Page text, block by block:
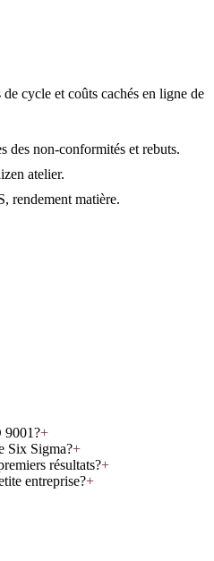
cycle et coûts cachés en ligne de
des non-conformités et rebuts.
atelier.
rendement matière.
9001?+
Six Sigma?+
résultats?+
entreprise?+